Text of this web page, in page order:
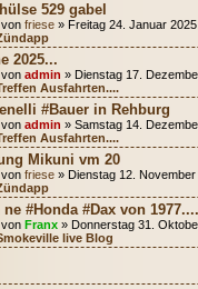
529 gabel
friese » Freitag 24. Januar
2025...
admin » Dienstag 17.
Ausfahrten....
#Bauer in Rehburg
admin » Samstag 14.
Ausfahrten....
Mikuni vm 20
friese » Dienstag 12.
ne #Honda #Dax von 1977....
Franx » Donnerstag 31.
live Blog